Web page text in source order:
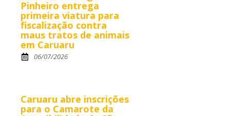
Pinheiro entrega
primeira viatura para
fiscalização contra
maus tratos de animais
em Caruaru
06/07/2026
Caruaru abre inscrições
para o Camarote da